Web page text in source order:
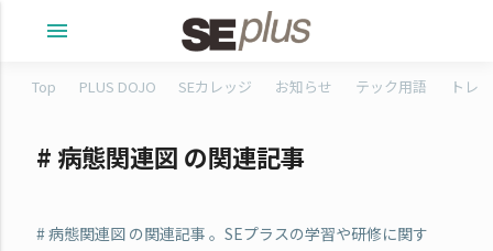
menu
Top PLUS DOJO SEカレッジ お知らせ テック用語 トレ
# 病態関連図 の関連記事
# 病態関連図 の関連記事 。SEプラスの学習や研修に関す